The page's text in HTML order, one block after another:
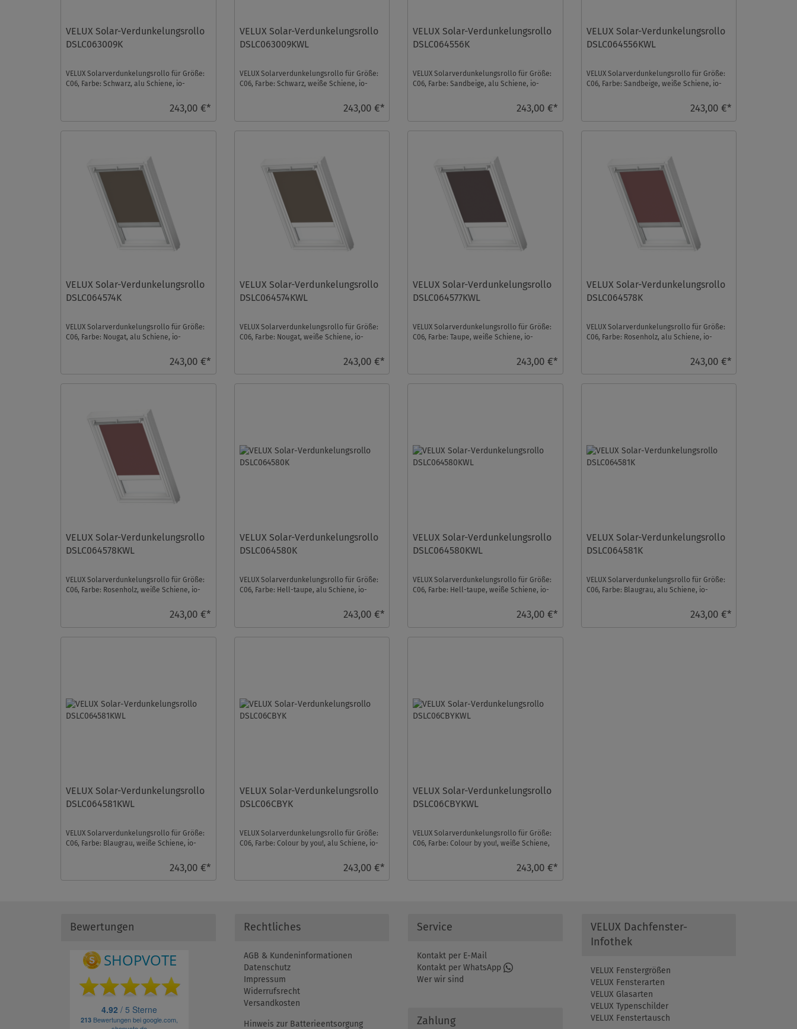
VELUX Solar-Verdunkelungsrollo
DSLC063009K
VELUX Solarverdunkelungsrollo für Größe:
C06, Farbe: Schwarz, alu Schiene, io-
243,00 €*
VELUX Solar-Verdunkelungsrollo
DSLC063009KWL
VELUX Solarverdunkelungsrollo für Größe:
C06, Farbe: Schwarz, weiße Schiene, io-
243,00 €*
VELUX Solar-Verdunkelungsrollo
DSLC064556K
VELUX Solarverdunkelungsrollo für Größe:
C06, Farbe: Sandbeige, alu Schiene, io-
243,00 €*
VELUX Solar-Verdunkelungsrollo
DSLC064556KWL
VELUX Solarverdunkelungsrollo für Größe:
C06, Farbe: Sandbeige, weiße Schiene, io-
243,00 €*
VELUX Solar-Verdunkelungsrollo
DSLC064574K
VELUX Solarverdunkelungsrollo für Größe:
C06, Farbe: Nougat, alu Schiene, io-
243,00 €*
VELUX Solar-Verdunkelungsrollo
DSLC064574KWL
VELUX Solarverdunkelungsrollo für Größe:
C06, Farbe: Nougat, weiße Schiene, io-
243,00 €*
VELUX Solar-Verdunkelungsrollo
DSLC064577KWL
VELUX Solarverdunkelungsrollo für Größe:
C06, Farbe: Taupe, weiße Schiene, io-
243,00 €*
VELUX Solar-Verdunkelungsrollo
DSLC064578K
VELUX Solarverdunkelungsrollo für Größe:
C06, Farbe: Rosenholz, alu Schiene, io-
243,00 €*
VELUX Solar-Verdunkelungsrollo
DSLC064578KWL
VELUX Solarverdunkelungsrollo für Größe:
C06, Farbe: Rosenholz, weiße Schiene, io-
243,00 €*
VELUX Solar-Verdunkelungsrollo
DSLC064580K
VELUX Solarverdunkelungsrollo für Größe:
C06, Farbe: Hell-taupe, alu Schiene, io-
243,00 €*
VELUX Solar-Verdunkelungsrollo
DSLC064580KWL
VELUX Solarverdunkelungsrollo für Größe:
C06, Farbe: Hell-taupe, weiße Schiene, io-
243,00 €*
VELUX Solar-Verdunkelungsrollo
DSLC064581K
VELUX Solarverdunkelungsrollo für Größe:
C06, Farbe: Blaugrau, alu Schiene, io-
243,00 €*
VELUX Solar-Verdunkelungsrollo
DSLC064581KWL
VELUX Solarverdunkelungsrollo für Größe:
C06, Farbe: Blaugrau, weiße Schiene, io-
243,00 €*
VELUX Solar-Verdunkelungsrollo
DSLC06CBYK
VELUX Solarverdunkelungsrollo für Größe:
C06, Farbe: Colour by you!, alu Schiene, io-
243,00 €*
VELUX Solar-Verdunkelungsrollo
DSLC06CBYKWL
VELUX Solarverdunkelungsrollo für Größe:
C06, Farbe: Colour by you!, weiße Schiene,
243,00 €*
Bewertungen Rechtliches
AGB & Kundeninformationen
Datenschutz
Impressum
Widerrufsrecht
Versandkosten
Hinweis zur Batterieentsorgung
Service
Kontakt per E-Mail
Kontakt per WhatsApp
Wer wir sind
Zahlung
VELUX Dachfenster-
Infothek
VELUX Fenstergrößen
VELUX Fensterarten
VELUX Glasarten
VELUX Typenschilder
VELUX Fenstertausch